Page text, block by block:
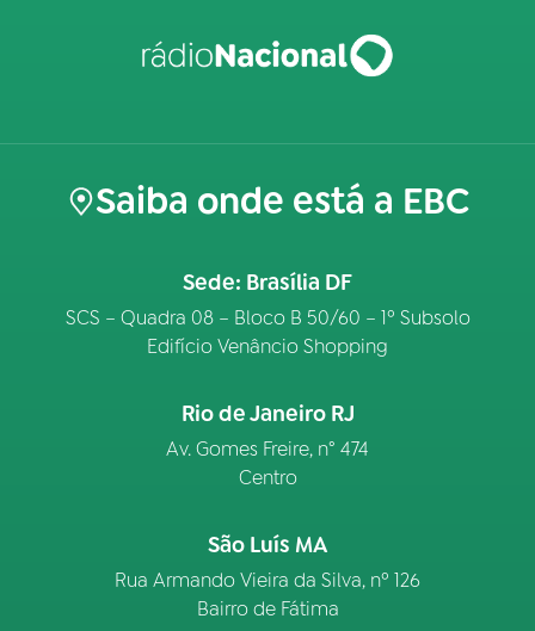
Saiba onde está a EBC
Sede: Brasília DF
SCS – Quadra 08 – Bloco B 50/60 – 1º Subsolo
Edifício Venâncio Shopping
Rio de Janeiro RJ
Av. Gomes Freire, n° 474
Centro
São Luís MA
Rua Armando Vieira da Silva, nº 126
Bairro de Fátima